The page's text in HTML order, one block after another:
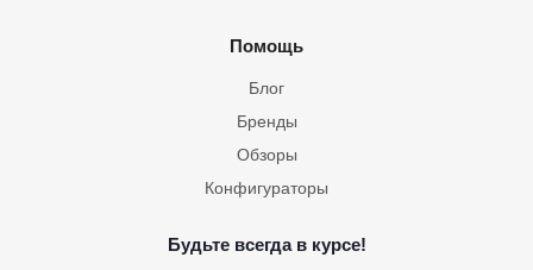
Помощь
Блог
Бренды
Обзоры
Конфигураторы
Будьте всегда в курсе!